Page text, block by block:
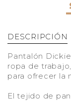
DESCRIPCIÓN
Pantalón
ropa de
para ofrecer la
El tejido de